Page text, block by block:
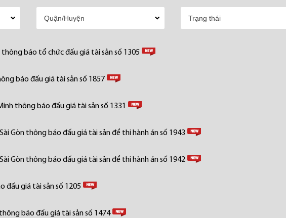
thông báo tổ chức đấu giá tài sản số 1305
báo đấu giá tài sản số 1857
thông báo đấu giá tài sản số 1331
Gòn thông báo đấu giá tài sản để thi hành án số 1943
Gòn thông báo đấu giá tài sản để thi hành án số 1942
đấu giá tài sản số 1205
báo đấu giá tài sản số 1474